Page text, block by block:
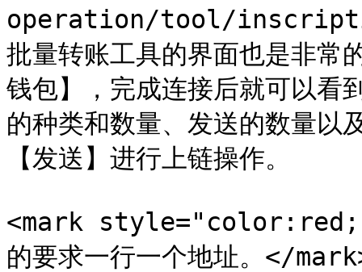
operation/tool/
批量转账工具的界面也是非常
钱包】，完成连接后就可以
的种类和数量、发送的数量以
【发送】进行上链操作。
<mark style="color:red;">
的要求一行一个地址。</